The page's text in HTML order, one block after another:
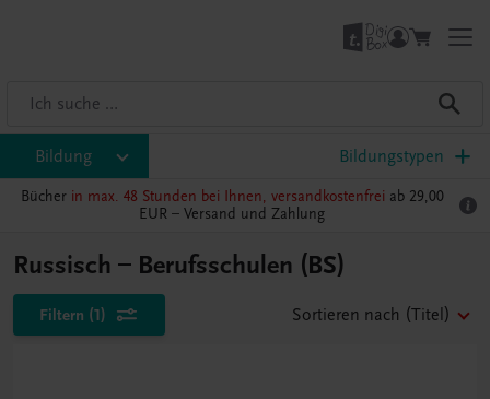
Bildung Bildungstypen
Bücher in max. 48 Stunden bei Ihnen, versandkostenfrei ab 29,00
EUR – Versand und Zahlung
Russisch – Berufsschulen (BS)
Filtern (1) Sortieren nach (Titel)